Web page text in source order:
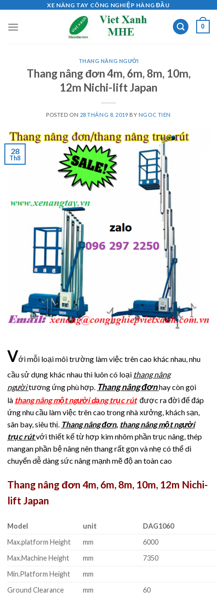
content
XE NÂNG TAY CÔNG NGHIỆP HÀNG ĐẦU
0
THANG NÂNG NGƯỜI
Thang nâng đơn 4m, 6m, 8m, 10m,
12m Nichi-lift Japan
POSTED ON 28 THÁNG 8, 2019 BY NGOC TIEN
28
Th8
Với mỗi loại môi trường làm việc trên cao khác nhau, nhu
cầu sử dụng khác nhau thì luôn có loại thang nâng
ngườitương ứng phù hợp. Thang nâng đơnhay còn gọi
là thang nâng một người dạng trục rútđược ra đời để đáp
ứng nhu cầu làm việc trên cao trong nhà xưởng, khách sạn,
sân bay, siêu thị. Thang nâng đơn, thang nâng một người
trục rútvới thiết kế từ hợp kim nhôm phần trục nâng, thép
mangan phần bệ nâng nên thang rất gọn và nhẹ có thể di
chuyển dễ dàng sức nâng mạnh mẽ độ an toàn cao
Thang nâng đơn 4m, 6m, 8m, 10m, 12m Nichi-
lift Japan
Model unit
DAG1060
Max.platform Height
mm
6000
Max.Machine Height
mm
7350
Min.Platform Height
mm
Ground Clearance
mm
60